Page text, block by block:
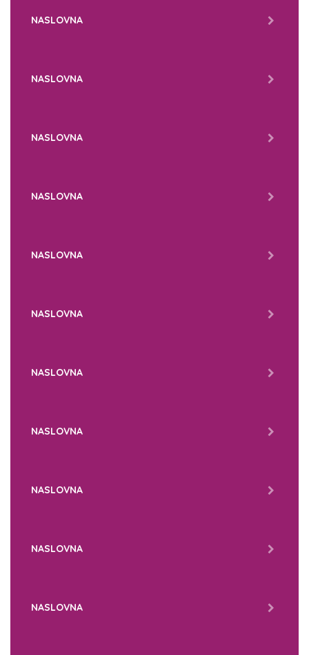
NASLOVNA
NASLOVNA
NASLOVNA
NASLOVNA
NASLOVNA
NASLOVNA
NASLOVNA
NASLOVNA
NASLOVNA
NASLOVNA
NASLOVNA